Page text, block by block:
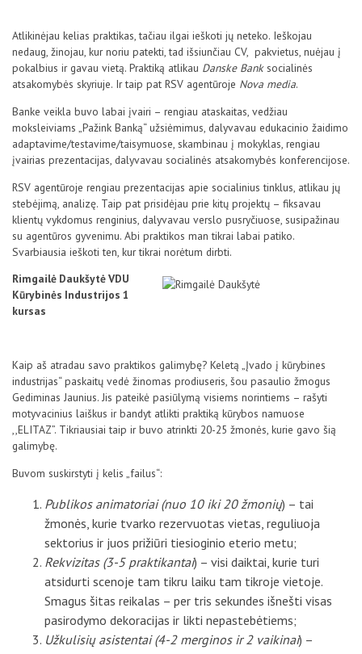
Atlikinėjau kelias praktikas, tačiau ilgai ieškoti jų neteko. Ieškojau
nedaug, žinojau, kur noriu patekti, tad išsiunčiau CV, pakvietus, nuėjau į
pokalbius ir gavau vietą. Praktiką atlikau Danske Banksocialinės
atsakomybės skyriuje. Ir taip pat RSV agentūroje Nova media.
Banke veikla buvo labai įvairi – rengiau ataskaitas, vedžiau
moksleiviams „Pažink Banką“ užsiėmimus, dalyvavau edukacinio žaidimo
adaptavime/testavime/taisymuose, skambinau į mokyklas, rengiau
įvairias prezentacijas, dalyvavau socialinės atsakomybės konferencijose.
RSV agentūroje rengiau prezentacijas apie socialinius tinklus, atlikau jų
stebėjimą, analizę. Taip pat prisidėjau prie kitų projektų – fiksavau
klientų vykdomus renginius, dalyvavau verslo pusryčiuose, susipažinau
su agentūros gyvenimu. Abi praktikos man tikrai labai patiko.
Svarbiausia ieškoti ten, kur tikrai norėtum dirbti.
Rimgailė Daukšytė VDU
Kūrybinės Industrijos 1
kursas
Kaip aš atradau savo praktikos galimybę? Keletą „Įvado į kūrybines
industrijas“ paskaitų vedė žinomas prodiuseris, šou pasaulio žmogus
Gediminas Jaunius. Jis pateikė pasiūlymą visiems norintiems – rašyti
motyvacinius laiškus ir bandyt atlikti praktiką kūrybos namuose
,,ELITAZ”. Tikriausiai taip ir buvo atrinkti 20-25 žmonės, kurie gavo šią
galimybę.
Buvom suskirstyti į kelis „failus“:
Publikos animatoriai (nuo 10 iki 20 žmonių) – tai
žmonės, kurie tvarko rezervuotas vietas, reguliuoja
sektorius ir juos prižiūri tiesioginio eterio metu;
Rekvizitas (3-5 praktikantai) – visi daiktai, kurie turi
atsidurti scenoje tam tikru laiku tam tikroje vietoje.
Smagus šitas reikalas – per tris sekundes išnešti visas
pasirodymo dekoracijas ir likti nepastebėtiems;
Užkulisių asistentai (4-2 merginos ir 2 vaikinai) –